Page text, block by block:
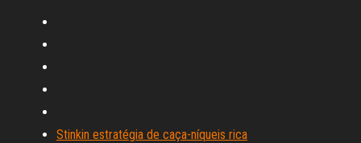
Stinkin estratégia de caça-níqueis rica